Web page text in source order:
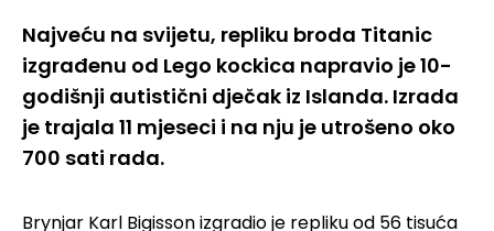
Najveću na svijetu, repliku broda Titanic
izgrađenu od Lego kockica napravio je 10-
godišnji autistični dječak iz Islanda. Izrada
je trajala 11 mjeseci i na nju je utrošeno oko
700 sati rada.
Brynjar Karl Bigisson izgradio je repliku od 56 tisuća